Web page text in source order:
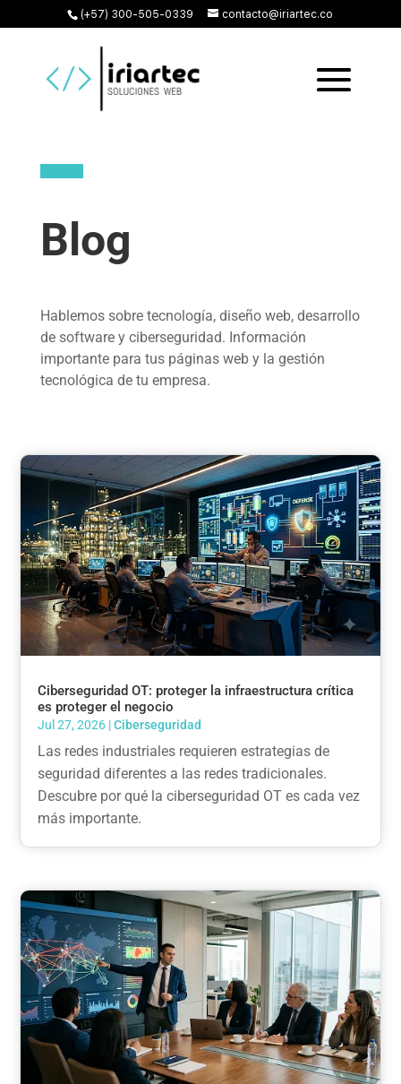
(+57) 300-505-0339 contacto@iriartec.co
Blog
Hablemos sobre tecnología, diseño web, desarrollo
de software y ciberseguridad. Información
importante para tus páginas web y la gestión
tecnológica de tu empresa.
Ciberseguridad OT: proteger la infraestructura crítica
es proteger el negocio
Jul 27, 2026 |Ciberseguridad
Las redes industriales requieren estrategias de
seguridad diferentes a las redes tradicionales.
Descubre por qué la ciberseguridad OT es cada vez
más importante.